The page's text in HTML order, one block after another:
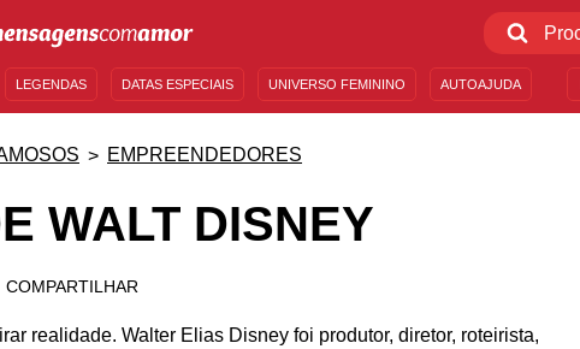
LEGENDAS DATAS ESPECIAIS UNIVERSO FEMININO AUTOAJUDA
EMPREENDEDORES
WALT DISNEY
COMPARTILHAR
realidade. Walter Elias Disney foi produtor, diretor, roteirista,